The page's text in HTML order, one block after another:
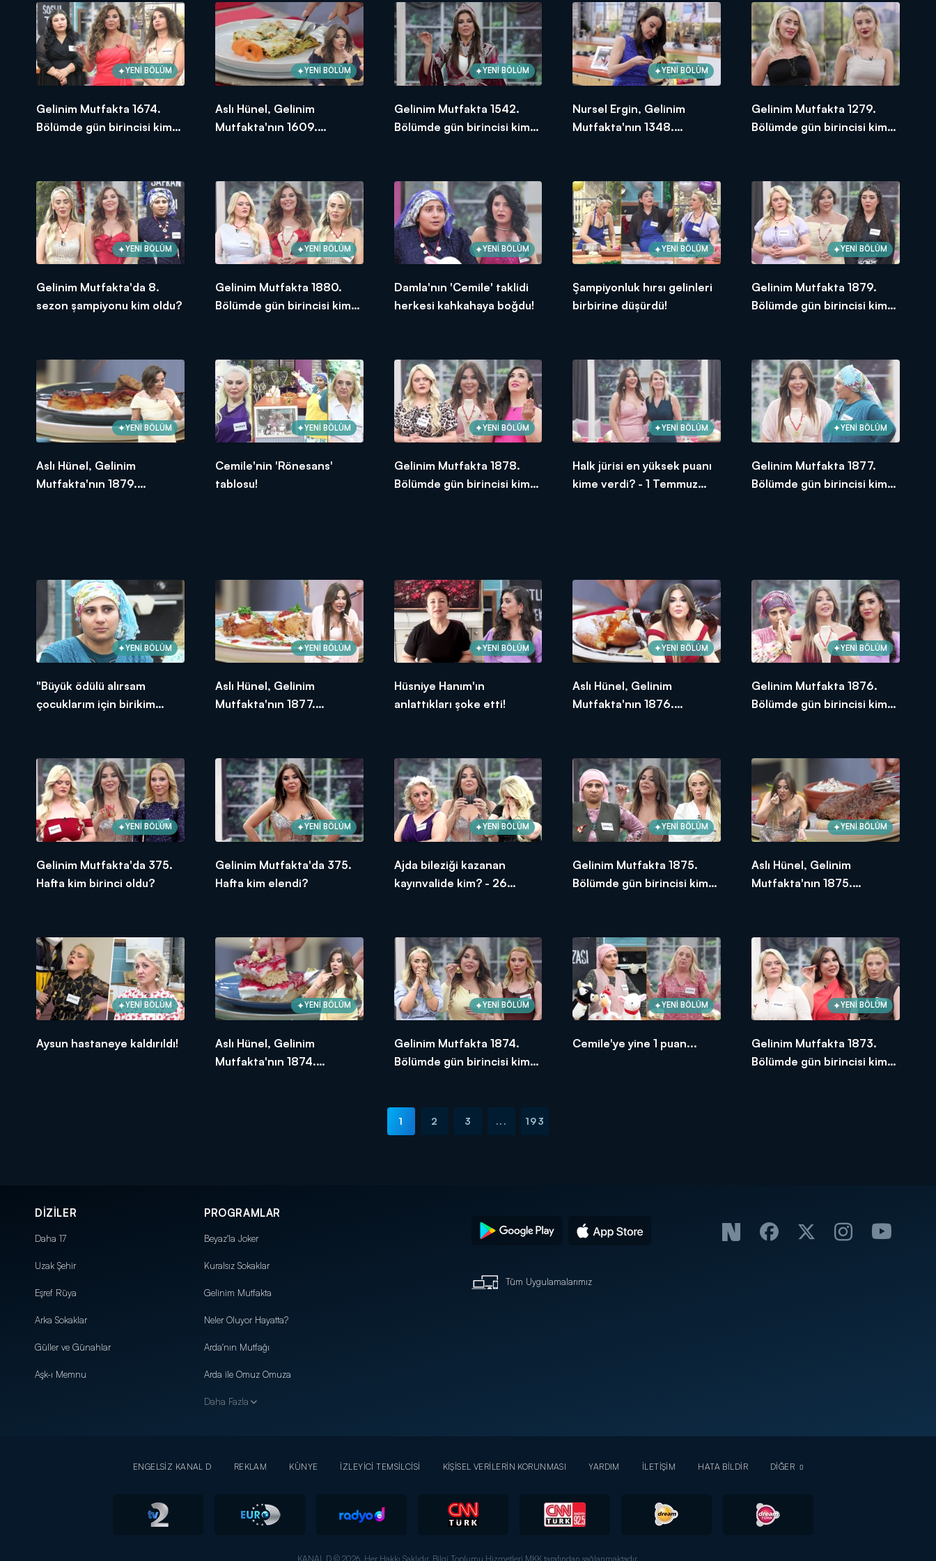
YENİ BÖLÜM
Gelinim Mutfakta 1674.
Bölümde gün birincisi kim
YENİ BÖLÜM
Aslı Hünel, Gelinim
Mutfakta'nın 1609.
YENİ BÖLÜM
Gelinim Mutfakta 1542.
Bölümde gün birincisi kim
YENİ BÖLÜM
Nursel Ergin, Gelinim
Mutfakta'nın 1348.
Gelinim Mutfakta 1279.
Bölümde gün birincisi kim
YENİ BÖLÜM
Gelinim Mutfakta'da 8.
sezon şampiyonu kim oldu?
YENİ BÖLÜM
Gelinim Mutfakta 1880.
Bölümde gün birincisi kim
YENİ BÖLÜM
Damla'nın 'Cemile' taklidi
herkesi kahkahaya boğdu!
YENİ BÖLÜM
Şampiyonluk hırsı gelinleri
birbirine düşürdü!
YENİ BÖLÜM
Gelinim Mutfakta 1879.
Bölümde gün birincisi kim
YENİ BÖLÜM
Aslı Hünel, Gelinim
Mutfakta'nın 1879.
YENİ BÖLÜM
Cemile'nin 'Rönesans'
tablosu!
YENİ BÖLÜM
Gelinim Mutfakta 1878.
Bölümde gün birincisi kim
YENİ BÖLÜM
Halk jürisi en yüksek puanı
kime verdi? - 1 Temmuz
YENİ BÖLÜM
Gelinim Mutfakta 1877.
Bölümde gün birincisi kim
YENİ BÖLÜM
"Büyük ödülü alırsam
çocuklarım için birikim
YENİ BÖLÜM
Aslı Hünel, Gelinim
Mutfakta'nın 1877.
YENİ BÖLÜM
Hüsniye Hanım'ın
anlattıkları şoke etti!
YENİ BÖLÜM
Aslı Hünel, Gelinim
Mutfakta'nın 1876.
YENİ BÖLÜM
Gelinim Mutfakta 1876.
Bölümde gün birincisi kim
YENİ BÖLÜM
Gelinim Mutfakta'da 375.
Hafta kim birinci oldu?
YENİ BÖLÜM
Gelinim Mutfakta'da 375.
Hafta kim elendi?
YENİ BÖLÜM
Ajda bileziği kazanan
kayınvalide kim? - 26
YENİ BÖLÜM
Gelinim Mutfakta 1875.
Bölümde gün birincisi kim
YENİ BÖLÜM
Aslı Hünel, Gelinim
Mutfakta'nın 1875.
YENİ BÖLÜM
Aysun hastaneye kaldırıldı!
YENİ BÖLÜM
Aslı Hünel, Gelinim
Mutfakta'nın 1874.
YENİ BÖLÜM
Gelinim Mutfakta 1874.
Bölümde gün birincisi kim
YENİ BÖLÜM
Cemile'ye yine 1 puan...
YENİ BÖLÜM
Gelinim Mutfakta 1873.
Bölümde gün birincisi kim
1 2 3 ... 193
DİZİLER
Daha 17
Uzak Şehir
Eşref Rüya
Arka Sokaklar
Güller ve Günahlar
Aşk-ı Memnu
PROGRAMLAR
Beyaz'la Joker
Kuralsız Sokaklar
Gelinim Mutfakta
Neler Oluyor Hayatta?
Arda'nın Mutfağı
Arda ile Omuz Omuza
Daha Fazla
Tüm Uygulamalarımız
ENGELSİZ KANAL D REKLAM KÜNYE İZLEYİCİ TEMSİLCİSİ KİŞİSEL VERİLERİN KORUNMASI YARDIM İLETİŞİM HATA BİLDİR DİĞER
KANAL D © 2026. Her Hakkı Saklıdır. Bilgi Toplumu Hizmetleri MKK tarafından sağlanmaktadır.